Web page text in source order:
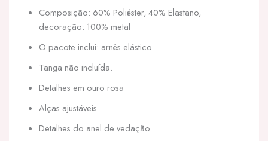
Composição: 60% Poliéster, 40% Elastano,
decoração: 100% metal
O pacote inclui: arnês elástico
Tanga não incluída.
Detalhes em ouro rosa
Alças ajustáveis
Detalhes do anel de vedação